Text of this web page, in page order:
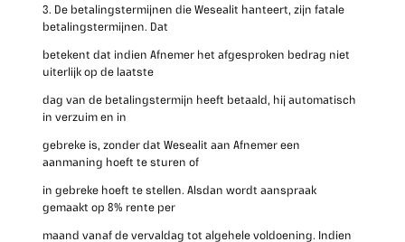
3. De betalingstermijnen die Wesealit hanteert, zijn fatale
betalingstermijnen. Dat
betekent dat indien Afnemer het afgesproken bedrag niet
uiterlijk op de laatste
dag van de betalingstermijn heeft betaald, hij automatisch
in verzuim en in
gebreke is, zonder dat Wesealit aan Afnemer een
aanmaning hoeft te sturen of
in gebreke hoeft te stellen. Alsdan wordt aanspraak
gemaakt op 8% rente per
maand vanaf de vervaldag tot algehele voldoening. Indien